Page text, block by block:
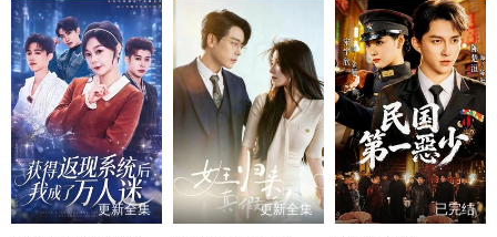
更新全集 更新全集 已完结